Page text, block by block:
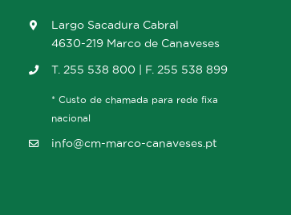
Largo Sacadura Cabral
4630-219 Marco de Canaveses
T. 255 538 800 | F. 255 538 899
* Custo de chamada para rede fixa
nacional
info@cm-marco-canaveses.pt